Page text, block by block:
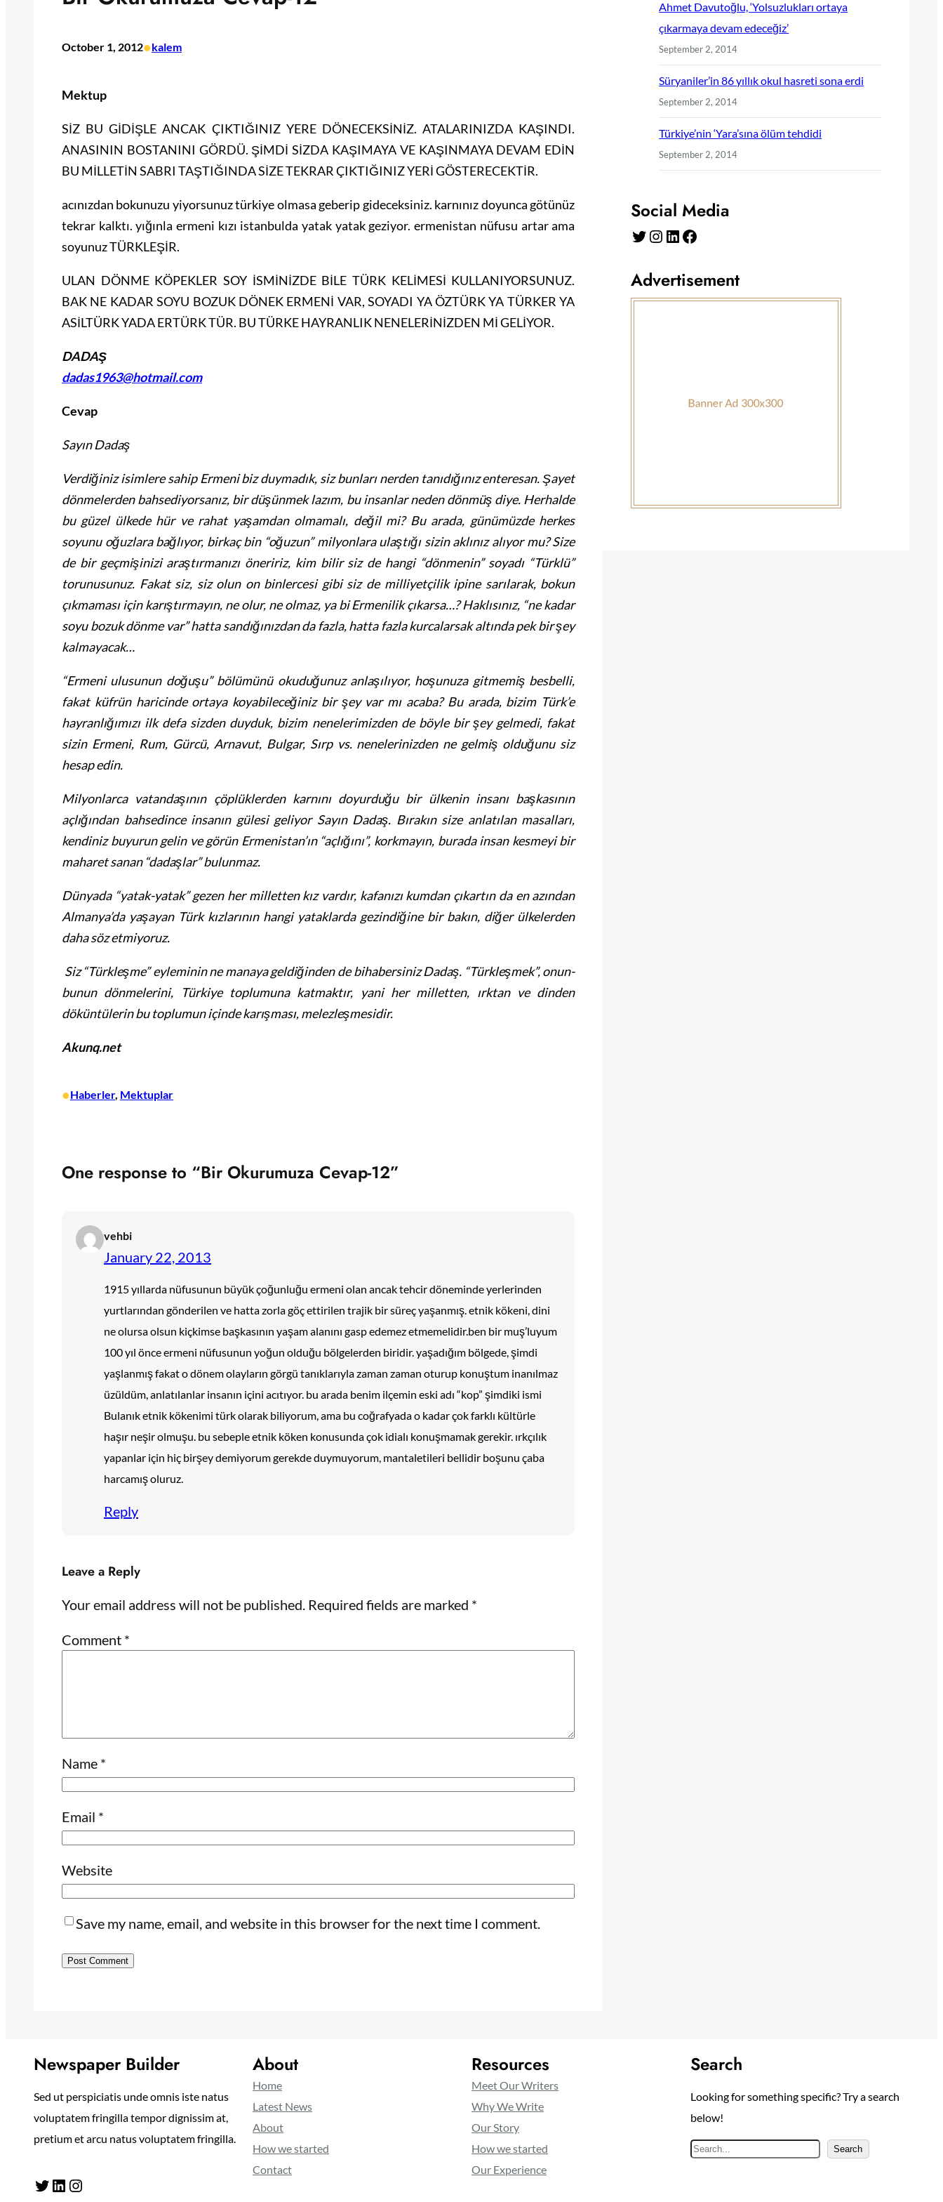
October 1, 2012•kalem
Mektup
SİZ BU GİDİŞLE ANCAK ÇIKTIĞINIZ YERE DÖNECEKSİNİZ. ATALARINIZDA KAŞINDI.
ANASININ BOSTANINI GÖRDÜ. ŞİMDİ SİZDA KAŞIMAYA VE KAŞINMAYA DEVAM EDİN
BU MİLLETİN SABRI TAŞTIĞINDA SİZE TEKRAR ÇIKTIĞINIZ YERİ GÖSTERECEKTİR.
acınızdan bokunuzu yiyorsunuz türkiye olmasa geberip gideceksiniz. karnınız doyunca götünüz
tekrar kalktı. yığınla ermeni kızı istanbulda yatak yatak geziyor. ermenistan nüfusu artar ama
soyunuz TÜRKLEŞİR.
ULAN DÖNME KÖPEKLER SOY İSMİNİZDE BİLE TÜRK KELİMESİ KULLANIYORSUNUZ.
BAK NE KADAR SOYU BOZUK DÖNEK ERMENİ VAR, SOYADI YA ÖZTÜRK YA TÜRKER YA
ASİLTÜRK YADA ERTÜRK TÜR. BU TÜRKE HAYRANLIK NENELERİNİZDEN Mİ GELİYOR.
DADAŞ
dadas1963@hotmail.com
Cevap
Sayın Dadaş
Verdiğiniz isimlere sahip Ermeni biz duymadık, siz bunları nerden tanıdığınız enteresan. Şayet
dönmelerden bahsediyorsanız, bir düşünmek lazım, bu insanlar neden dönmüş diye. Herhalde
bu güzel ülkede hür ve rahat yaşamdan olmamalı, değil mi? Bu arada, günümüzde herkes
soyunu oğuzlara bağlıyor, birkaç bin “oğuzun” milyonlara ulaştığı sizin aklınız alıyor mu? Size
de bir geçmişinizi araştırmanızı öneririz, kim bilir siz de hangi “dönmenin” soyadı “Türklü”
torunusunuz. Fakat siz, siz olun on binlercesi gibi siz de milliyetçilik ipine sarılarak, bokun
çıkmaması için karıştırmayın, ne olur, ne olmaz, ya bi Ermenilik çıkarsa…? Haklısınız, “ne kadar
soyu bozuk dönme var” hatta sandığınızdan da fazla, hatta fazla kurcalarsak altında pek bir şey
kalmayacak…
“Ermeni ulusunun doğuşu” bölümünü okuduğunuz anlaşılıyor, hoşunuza gitmemiş besbelli,
fakat küfrün haricinde ortaya koyabileceğiniz bir şey var mı acaba? Bu arada, bizim Türk’e
hayranlığımızı ilk defa sizden duyduk, bizim nenelerimizden de böyle bir şey gelmedi, fakat
sizin Ermeni, Rum, Gürcü, Arnavut, Bulgar, Sırp vs. nenelerinizden ne gelmiş olduğunu siz
hesap edin.
Milyonlarca vatandaşının çöplüklerden karnını doyurduğu bir ülkenin insanı başkasının
açlığından bahsedince insanın gülesi geliyor Sayın Dadaş. Bırakın size anlatılan masalları,
kendiniz buyurun gelin ve görün Ermenistan’ın “açlığını”, korkmayın, burada insan kesmeyi bir
maharet sanan “dadaşlar” bulunmaz.
Dünyada “yatak-yatak” gezen her milletten kız vardır, kafanızı kumdan çıkartın da en azından
Almanya’da yaşayan Türk kızlarının hangi yataklarda gezindiğine bir bakın, diğer ülkelerden
daha söz etmiyoruz.
Siz “Türkleşme” eyleminin ne manaya geldiğinden de bihabersiniz Dadaş. “Türkleşmek”, onun-
bunun dönmelerini, Türkiye toplumuna katmaktır, yani her milletten, ırktan ve dinden
döküntülerin bu toplumun içinde karışması, melezleşmesidir.
Akunq.net
•Haberler, Mektuplar
One response to “Bir Okurumuza Cevap-12”
vehbi
January 22, 2013
1915 yıllarda nüfusunun büyük çoğunluğu ermeni olan ancak tehcir döneminde yerlerinden
yurtlarından gönderilen ve hatta zorla göç ettirilen trajik bir süreç yaşanmış. etnik kökeni, dini
ne olursa olsun kiçkimse başkasının yaşam alanını gasp edemez etmemelidir.ben bir muş’luyum
100 yıl önce ermeni nüfusunun yoğun olduğu bölgelerden biridir. yaşadığım bölgede, şimdi
yaşlanmış fakat o dönem olayların görgü tanıklarıyla zaman zaman oturup konuştum inanılmaz
üzüldüm, anlatılanlar insanın içini acıtıyor. bu arada benim ilçemin eski adı “kop” şimdiki ismi
Bulanık etnik kökenimi türk olarak biliyorum, ama bu coğrafyada o kadar çok farklı kültürle
haşır neşir olmuşu. bu sebeple etnik köken konusunda çok idialı konuşmamak gerekir. ırkçılık
yapanlar için hiç birşey demiyorum gerekde duymuyorum, mantaletileri bellidir boşunu çaba
harcamış oluruz.
Reply
Leave a Reply
Your email address will not be published. Required fields are marked *
Comment *
Name *
Email *
Website
Save my name, email, and website in this browser for the next time I comment.
Ahmet Davutoğlu, ‘Yolsuzlukları ortaya
çıkarmaya devam edeceğiz’
September 2, 2014
Süryaniler’in 86 yıllık okul hasreti sona erdi
September 2, 2014
Türkiye’nin ‘Yara’sına ölüm tehdidi
September 2, 2014
Social Media
Twitter Instagram LinkedIn Facebook
Advertisement
Newspaper Builder
Sed ut perspiciatis unde omnis iste natus
voluptatem fringilla tempor dignissim at,
pretium et arcu natus voluptatem fringilla.
Twitter LinkedIn Instagram
About
Home
Latest News
About
How we started
Contact
Resources
Meet Our Writers
Why We Write
Our Story
How we started
Our Experience
Search
Looking for something specific? Try a search
below!
S
Search